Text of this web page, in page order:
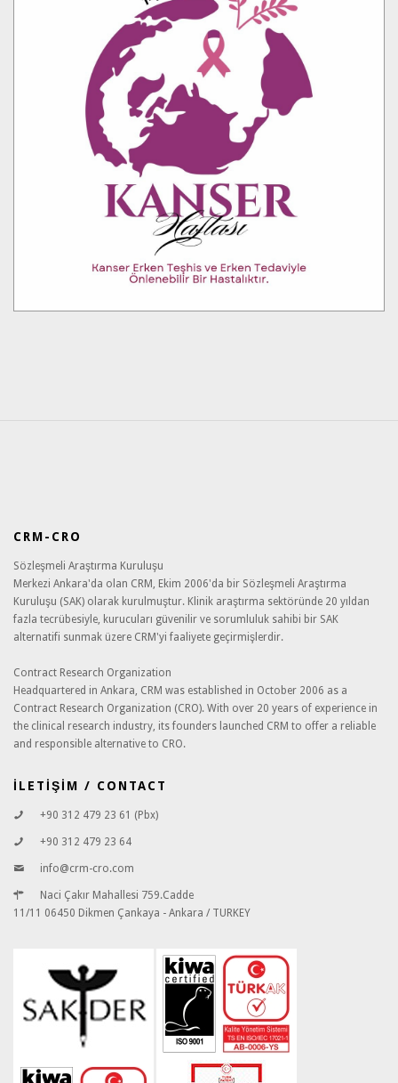
CRM-CRO
Sözleşmeli Araştırma Kuruluşu
Merkezi Ankara'da olan CRM, Ekim 2006'da bir Sözleşmeli Araştırma
Kuruluşu (SAK) olarak kurulmuştur. Klinik araştırma sektöründe 20 yıldan
fazla tecrübesiyle, kurucuları güvenilir ve sorumluluk sahibi bir SAK
alternatifi sunmak üzere CRM'yi faaliyete geçirmişlerdir.
Contract Research Organization
Headquartered in Ankara, CRM was established in October 2006 as a
Contract Research Organization (CRO). With over 20 years of experience in
the clinical research industry, its founders launched CRM to offer a reliable
and responsible alternative to CRO.
İLETİŞİM / CONTACT
+90 312 479 23 61 (Pbx)
+90 312 479 23 64
info@crm-cro.com
Naci Çakır Mahallesi 759.Cadde
11/11 06450 Dikmen Çankaya - Ankara / TURKEY